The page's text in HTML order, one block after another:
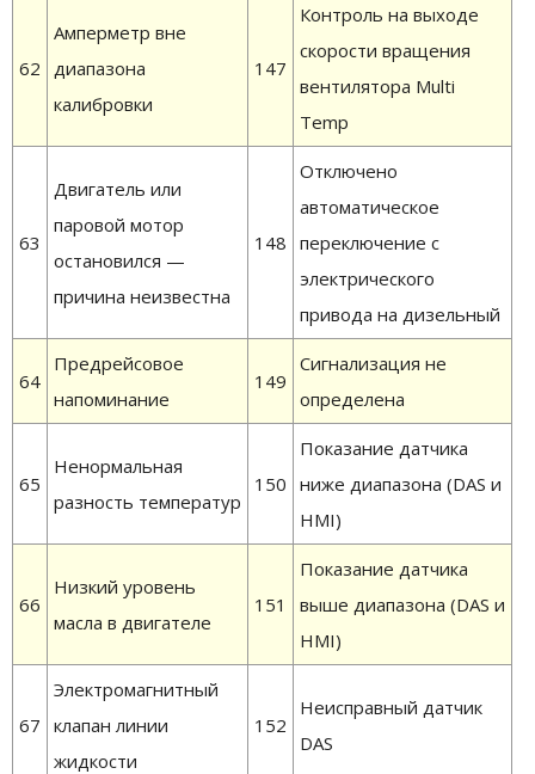
62
Амперметр вне
диапазона
калибровки
147
Контроль на выходе
скорости вращения
вентилятора Multi
Temp
63
Двигатель или
паровой мотор
остановился —
причина неизвестна
148
Отключено
автоматическое
переключение с
электрического
привода на дизельный
64
Предрейсовое
напоминание
149
Сигнализация не
определена
65
Ненормальная
разность температур
150
Показание датчика
ниже диапазона (DAS и
HMI)
66
Низкий уровень
масла в двигателе
151
Показание датчика
выше диапазона (DAS и
HMI)
67
Электромагнитный
клапан линии
жидкости
152
Неисправный датчик
DAS